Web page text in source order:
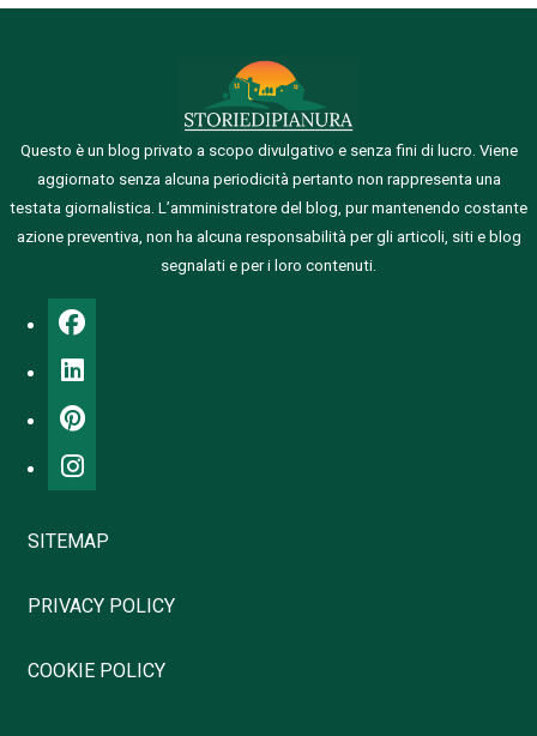
Questo è un blog privato a scopo divulgativo e senza fini di lucro. Viene
aggiornato senza alcuna periodicità pertanto non rappresenta una
testata giornalistica. L’amministratore del blog, pur mantenendo costante
azione preventiva, non ha alcuna responsabilità per gli articoli, siti e blog
segnalati e per i loro contenuti.
SITEMAP
PRIVACY POLICY
COOKIE POLICY